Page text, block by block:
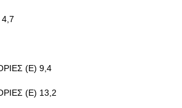
(E) 9,4
(E) 13,2